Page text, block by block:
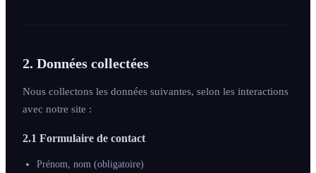
2. Données collectées
Nous collectons les données suivantes, selon les interactions
avec notre site :
2.1 Formulaire de contact
Prénom, nom (obligatoire)